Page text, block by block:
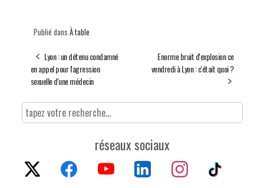
Publié dans À table
Lyon : un détenu condamné
en appel pour l'agression
sexuelle d'une médecin
Enorme bruit d'explosion ce
vendredi à Lyon : c'était quoi ?
réseaux sociaux